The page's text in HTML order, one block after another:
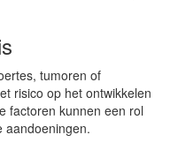
tumoren of
risico op het ontwikkelen
factoren kunnen een rol
aandoeningen.